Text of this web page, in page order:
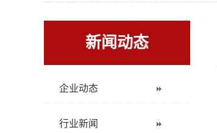
新闻动态
企业动态
行业新闻